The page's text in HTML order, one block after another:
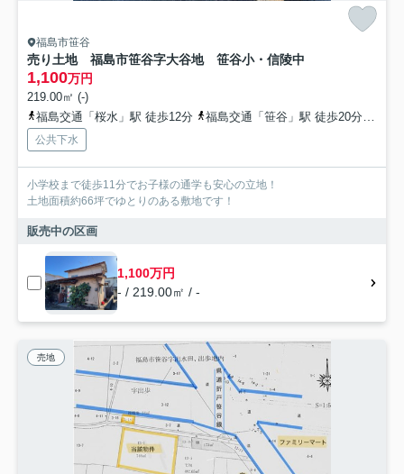
福島市笹谷
売り土地 福島市笹谷字大谷地 笹谷小・信陵中
1,100万円
219.00㎡ (-)
福島交通「桜水」駅 徒歩12分
福島交通「笹谷」駅 徒歩20分
公共下水
小学校まで徒歩11分でお子様の通学も安心の立地！
土地面積約66坪でゆとりのある敷地です！
販売中の区画
1,100万円
- / 219.00㎡ / -
売地